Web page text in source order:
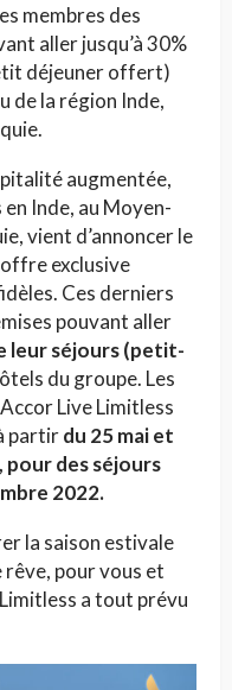
membres des
aller jusqu’à 30%
déjeuner offert)
de la région Inde,
augmentée,
Inde, au Moyen-
vient d’annoncer le
exclusive
Ces derniers
pouvant aller
leur séjours (petit-
du groupe. Les
Live Limitless
partirdu 25 mai et
pour des séjours
2022.
la saison estivale
pour vous et
a tout prévu